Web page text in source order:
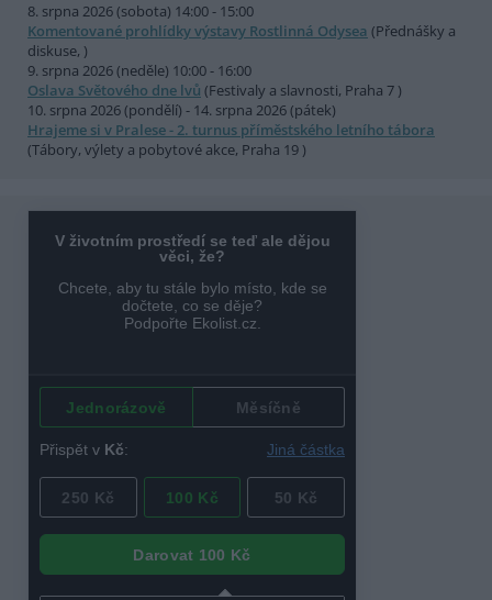
8. srpna 2026 (sobota) 14:00 - 15:00
Komentované prohlídky výstavy Rostlinná Odysea (Přednášky a
diskuse, )
9. srpna 2026 (neděle) 10:00 - 16:00
Oslava Světového dne lvů (Festivaly a slavnosti, Praha 7 )
10. srpna 2026 (pondělí) - 14. srpna 2026 (pátek)
Hrajeme si v Pralese - 2. turnus příměstského letního tábora
(Tábory, výlety a pobytové akce, Praha 19 )